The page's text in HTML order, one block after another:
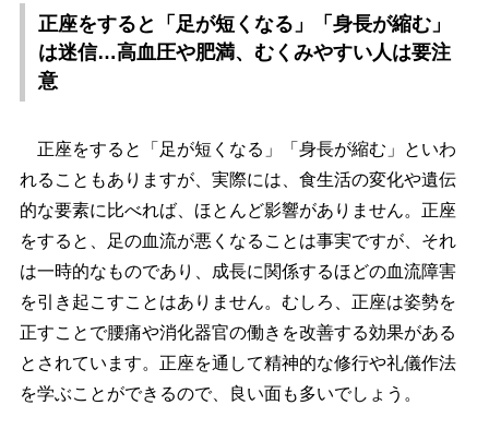
正座をすると「足が短くなる」「身長が縮む」
は迷信…高血圧や肥満、むくみやすい人は要注
意
正座をすると「足が短くなる」「身長が縮む」といわ
れることもありますが、実際には、食生活の変化や遺伝
的な要素に比べれば、ほとんど影響がありません。正座
をすると、足の血流が悪くなることは事実ですが、それ
は一時的なものであり、成長に関係するほどの血流障害
を引き起こすことはありません。むしろ、正座は姿勢を
正すことで腰痛や消化器官の働きを改善する効果がある
とされています。正座を通して精神的な修行や礼儀作法
を学ぶことができるので、良い面も多いでしょう。